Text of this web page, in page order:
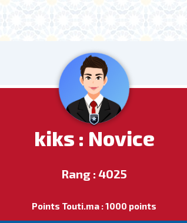
kiks : Novice
Rang : 4025
Points Touti.ma : 1000 points